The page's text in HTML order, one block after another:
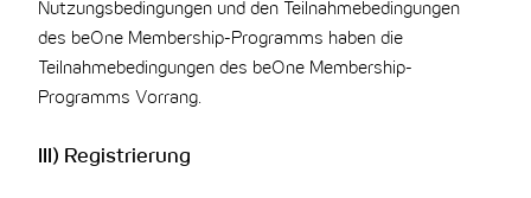
Nutzungsbedingungen und den Teilnahmebedingungen
des beOne Membership-Programms haben die
Teilnahmebedingungen des beOne Membership-
Programms Vorrang.
III) Registrierung